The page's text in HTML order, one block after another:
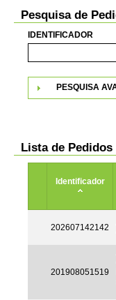
Pesquisa de
IDENTIFICADOR
PESQUISA
Lista de Pedidos
Identificador
202607142142
201908051519